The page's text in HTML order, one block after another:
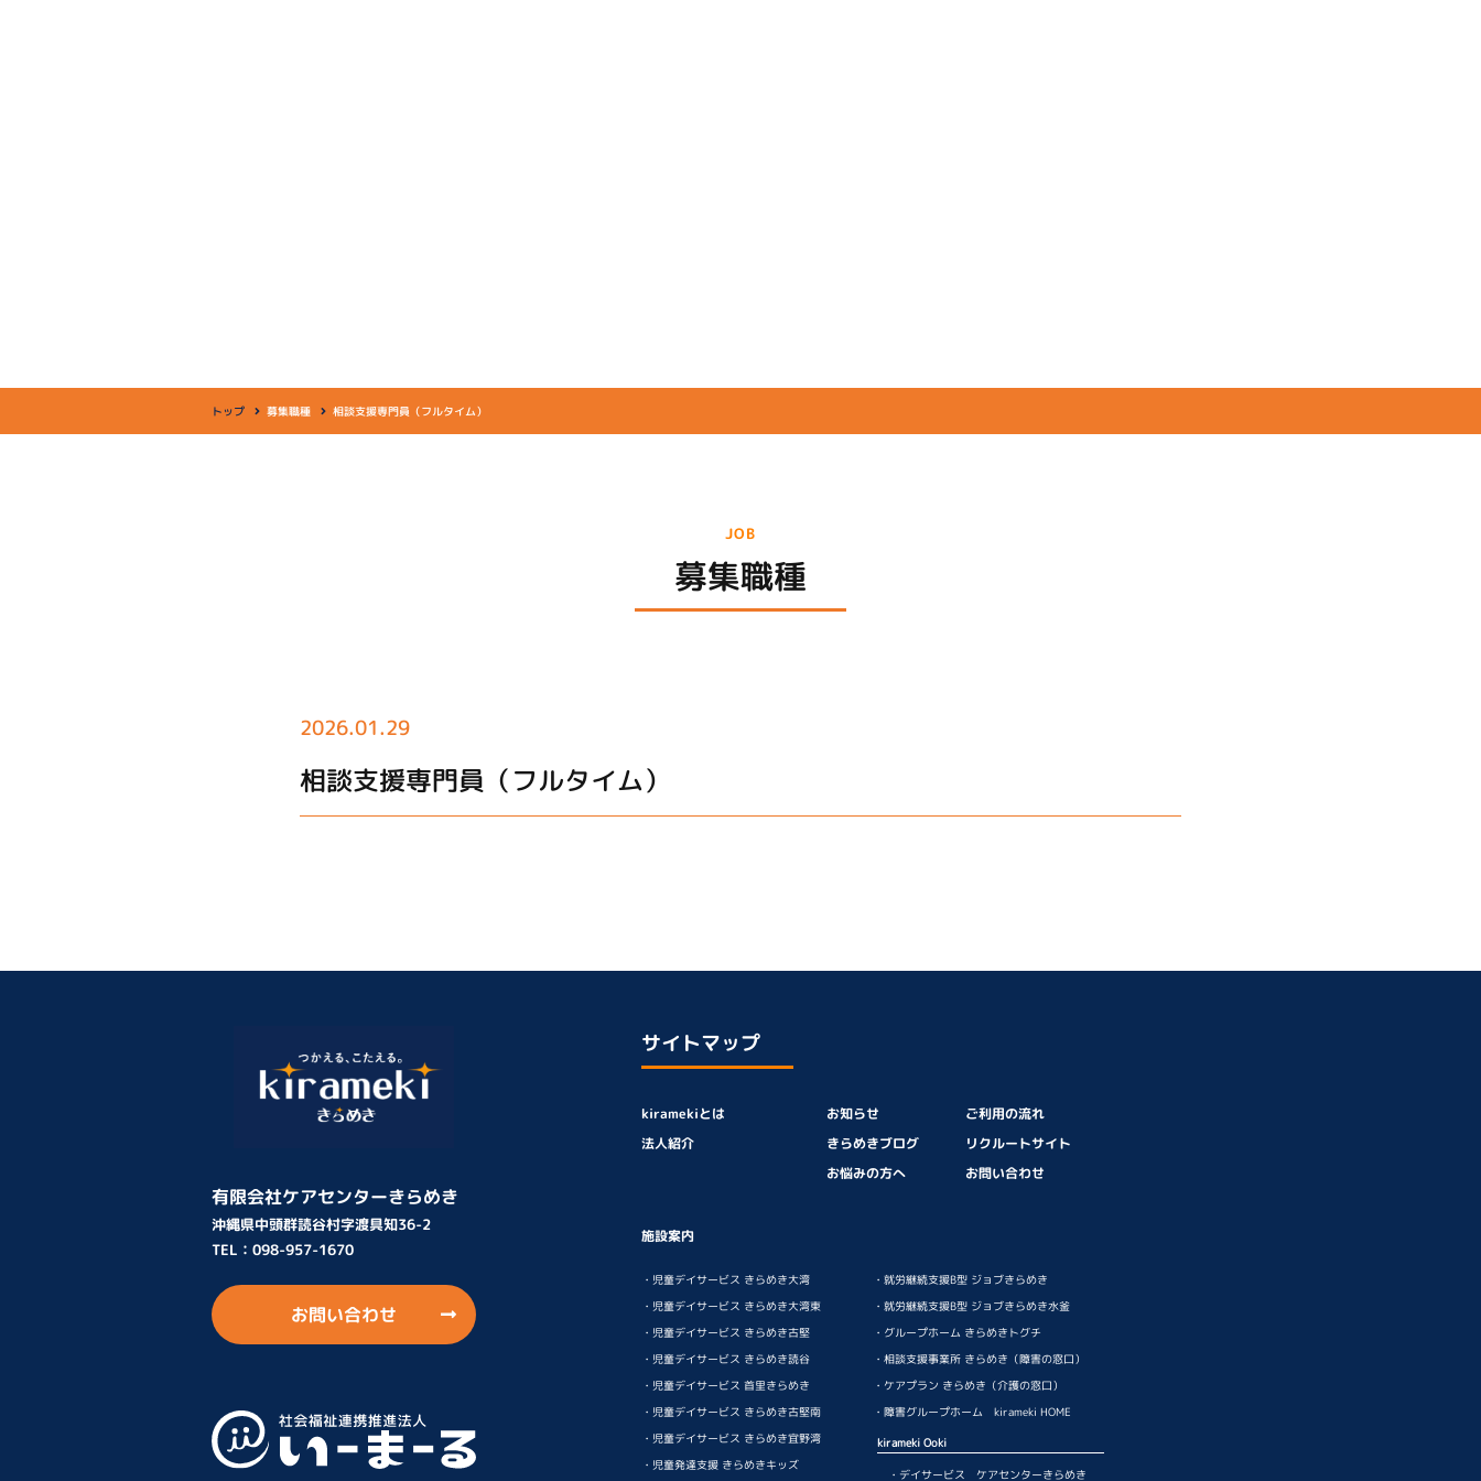
トップ 募集職種 相談支援専門員（フルタイム）
JOB
募集職種
2026.01.29
相談支援専門員（フルタイム）
有限会社ケアセンターきらめき
沖縄県中頭群読谷村字渡具知36-2
TEL： 098-957-1670
お問い合わせ
サイトマップ
kiramekiとは
法人紹介
お知らせ
ご利用の流れ
きらめきブログ
リクルートサイト
お悩みの方へ
お問い合わせ
施設案内
・児童デイサービス きらめき大湾
・児童デイサービス きらめき大湾東
・児童デイサービス きらめき古堅
・児童デイサービス きらめき読谷
・児童デイサービス 首里きらめき
・児童デイサービス きらめき古堅南
・児童デイサービス きらめき宜野湾
・児童発達支援 きらめきキッズ
・就労継続支援B型 ジョブきらめき
・就労継続支援B型 ジョブきらめき水釜
・グループホーム きらめきトグチ
・相談支援事業所 きらめき（障害の窓口）
・ケアプラン きらめき（介護の窓口）
・障害グループホーム kirameki HOME
kirameki Ooki
・デイサービス ケアセンターきらめき